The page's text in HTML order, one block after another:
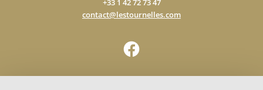
+33 1 42 72 73 47
contact@lestournelles.com